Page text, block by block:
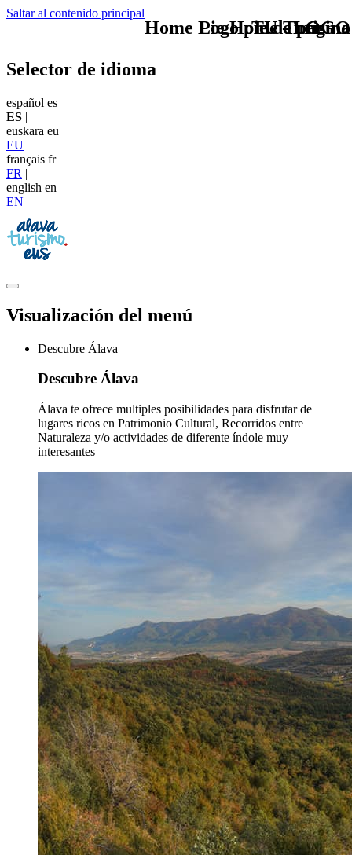
Saltar al contenido principal
TU - LOGO
Selector de idioma
español es
ES |
euskara eu
EU |
français fr
FR |
english en
EN
Visualización del menú
Descubre Álava
Descubre Álava
Álava te ofrece multiples posibilidades para disfrutar de
lugares ricos en Patrimonio Cultural, Recorridos entre
Naturaleza y/o actividades de diferente índole muy
interesantes
Home Logo pie de página
Pie Home Turismo